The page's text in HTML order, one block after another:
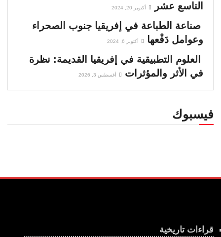
التاسع عشر
أكتوبر 20, 2024
صناعة الطباعة في إفريقيا جنوب الصحراء
وعوامل دَفْعها
أكتوبر 6, 2024
العلوم التطبيقية في إفريقيا القديمة: نظرة
في الأثر والمؤثرات
أغسطس 3, 2026
فيسبوك
قراءات تاريخية